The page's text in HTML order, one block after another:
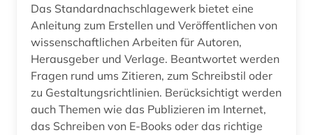
Das Standardnachschlagewerk bietet eine
Anleitung zum Erstellen und Veröffentlichen von
wissenschaftlichen Arbeiten für Autoren,
Herausgeber und Verlage. Beantwortet werden
Fragen rund ums Zitieren, zum Schreibstil oder
zu Gestaltungsrichtlinien. Berücksichtigt werden
auch Themen wie das Publizieren im Internet,
das Schreiben von E-Books oder das richtige